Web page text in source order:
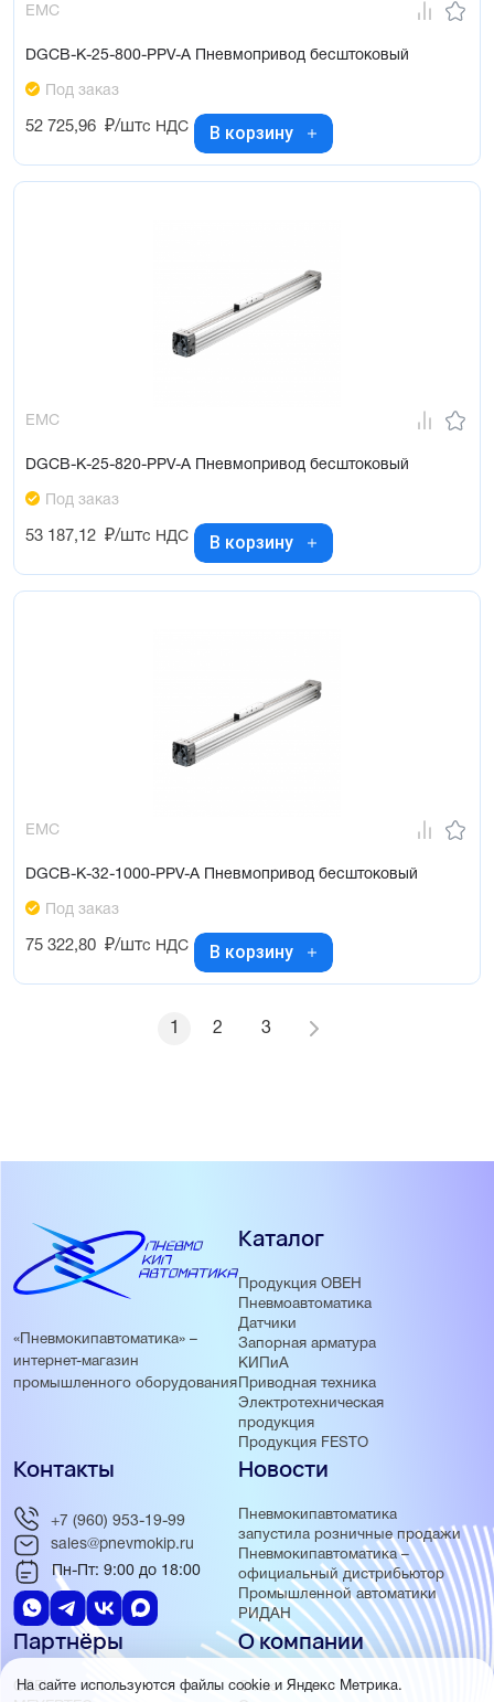
EMC
DGCB-K-25-800-PPV-A Пневмопривод бесштоковый
Под заказ
52 725,96 ₽/штс НДС В корзину
EMC
DGCB-K-25-820-PPV-A Пневмопривод бесштоковый
Под заказ
53 187,12 ₽/штс НДС В корзину
EMC
DGCB-K-32-1000-PPV-A Пневмопривод бесштоковый
Под заказ
75 322,80 ₽/штс НДС В корзину
1 2 3
«Пневмокипавтоматика» –
интернет-магазин
промышленного оборудования
Каталог
Продукция ОВЕН
Пневмоавтоматика
Датчики
Запорная арматура
КИПиА
Приводная техника
Электротехническая
продукция
Продукция FESTO
Новости
Пневмокипавтоматика
запустила розничные продажи
Пневмокипавтоматика –
официальный дистрибьютор
Промышленной автоматики
РИДАН
Партнёры
ОВЕН
О компании
О нас
Контакты
+7 (960) 953-19-99
sales@pnevmokip.ru
Пн-Пт: 9:00 до 18:00
На сайте используются файлы cookie и Яндекс Метрика.